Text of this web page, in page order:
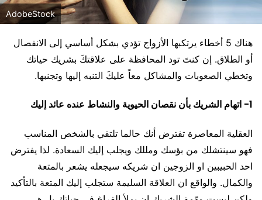
AdobeStock
هناك 5 أخطاء يرتكبها الأزواج تؤدي بشكل أساسي إلى الانفصال
أو الطلاق. إن كنتَ تود المحافظة على علاقتكَ بشريك حياتك
وتخطي الصعوبات والمشاكل معاً عليكَ التنبه إليها وتجنبها.
1- اتهام الشريك بأن نقصان الحيوية والنشاط عنده عائد إليك
العقلية المعاصرة تفترض أنك حالما تلتقي بالشخص المناسب
فهو سينتشلك من بؤسك ومللك ويجلب إليك السعادة. لذا يفترض
احد الحبيبين او الزوجين ان شريكه سيجعله يشعر بالمتعة
والكمال. والواقع ان العلاقة السليمة ستجلب إليك المتعة بالتأكيد